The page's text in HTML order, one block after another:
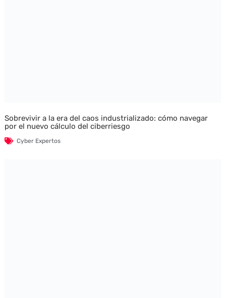
Sobrevivir a la era del caos industrializado: cómo navegar
por el nuevo cálculo del ciberriesgo
Cyber Expertos